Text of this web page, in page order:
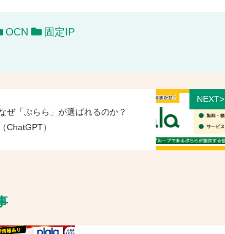
OCN
固定IP
NEXT>
ぜ「ぷらら」が選ばれるのか？
（ChatGPT）